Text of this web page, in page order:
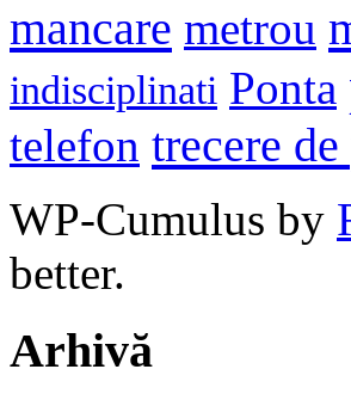
mancare metrou
indisciplinati Ponta
telefon trecere
WP-Cumulus by
better.
Arhivă